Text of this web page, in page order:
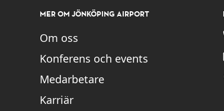
MER OM JÖNKÖPING AIRPORT
Om oss
Konferens och events
Medarbetare
Karriär